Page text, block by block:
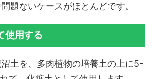
題ないケースがほとんどです。
使用する
土を、多肉植物の培養土の上に5-